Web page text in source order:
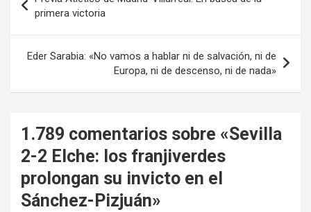
de
entradas
primera victoria
Eder Sarabia: «No vamos a hablar ni de salvación, ni de
Europa, ni de descenso, ni de nada»
1.789 comentarios sobre «Sevilla
2-2 Elche: los franjiverdes
prolongan su invicto en el
Sánchez-Pizjuán»